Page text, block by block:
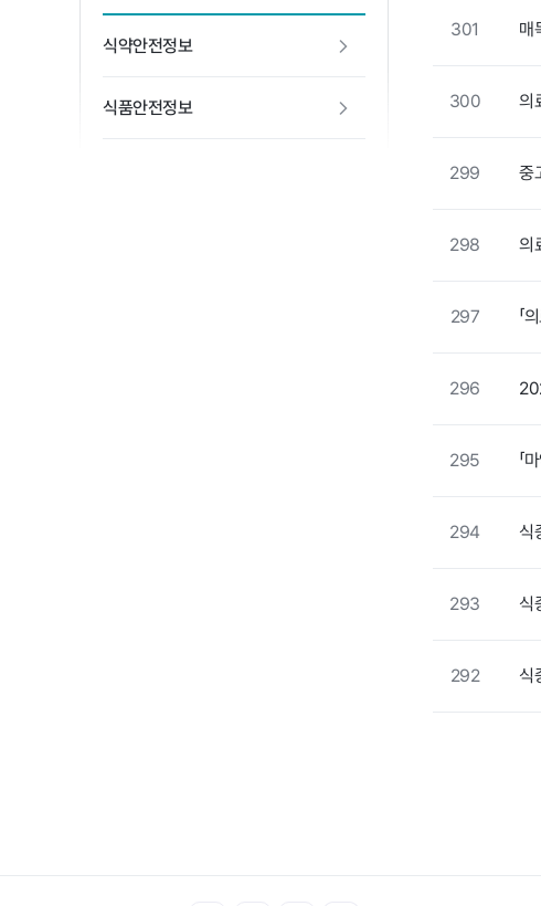
식약안전정보
식품안전정보
301 매
300 의
299 중
298 의
297 「
296
295 「
294 식
293 식
292 식